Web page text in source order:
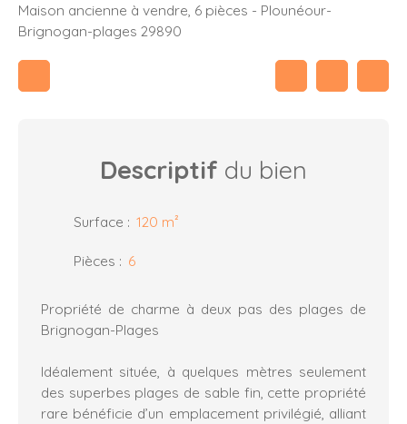
Maison ancienne à vendre, 6 pièces - Plounéour-
Brignogan-plages 29890
Descriptif du bien
Surface : 120 m²
Pièces : 6
Propriété de charme à deux pas des plages de
Brignogan-Plages
Idéalement située, à quelques mètres seulement
des superbes plages de sable fin, cette propriété
rare bénéficie d’un emplacement privilégié, alliant